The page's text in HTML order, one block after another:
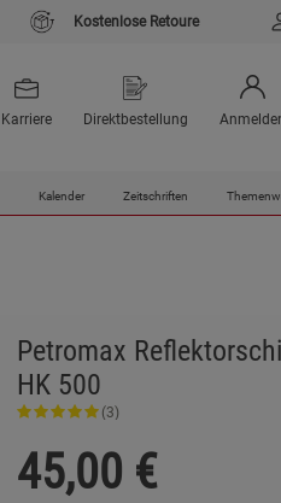
Kostenlose Retoure
Karriere Direktbestellung
Kalender Zeitschriften
Petromax
HK 500
(3)
45,00 €